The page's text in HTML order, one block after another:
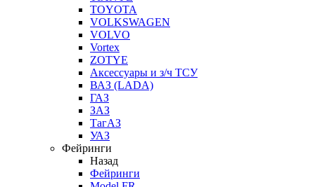
TOYOTA
VOLKSWAGEN
VOLVO
Vortex
ZOTYE
Аксессуары и з/ч ТСУ
ВАЗ (LADA)
ГАЗ
ЗАЗ
ТагАЗ
УАЗ
Фейринги
Назад
Фейринги